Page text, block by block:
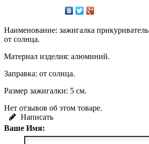
Наименование: зажигалка прикуриватель
от солнца.
Материал изделия: алюминий.
Заправка: от солнца.
Размер зажигалки: 5 см.
Нет отзывов об этом товаре.
Написать
Ваше Имя: